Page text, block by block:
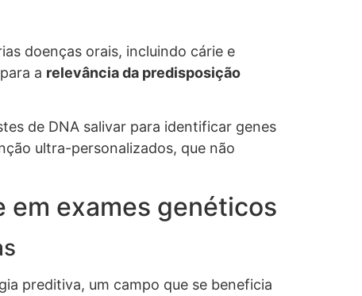
doenças orais, incluindo cárie e
a relevância da predisposição
de DNA salivar para identificar genes
ultra-personalizados, que não
em exames genéticos
preditiva, um campo que se beneficia